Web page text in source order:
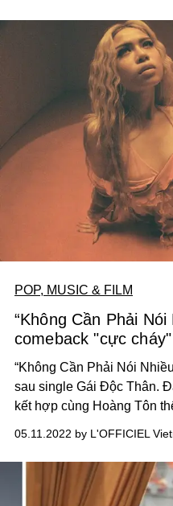
POP, MUSIC & FILM
“Không Cần Phải Nói
comeback "cực
“Không Cần Phải Nói
sau single Gái Độc Thân.
kết hợp cùng Hoàng Tôn
05.11.2022 by L'OFFICIEL